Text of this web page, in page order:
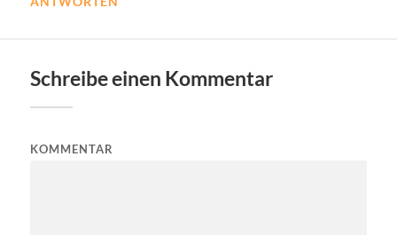
Schreibe einen Kommentar
KOMMENTAR